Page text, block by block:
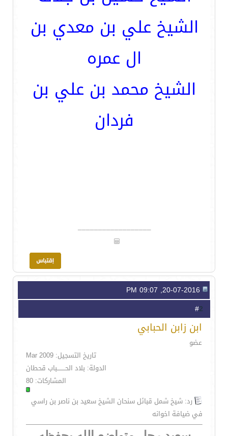
الشيخ علي بن معدي بن
ال عمره
الشيخ محمد بن علي بن
فردان
__________________
2
ابن زابن الحبابي
عضو
تاريخ التسجيل: Mar 2009
الدولة: بلاد الحــــــــباب قحطان
المشاركات: 80
رد: شيخ شمل قبائل سنحان الشيخ سعيد بن ناصر بن راسي
في ضيافة اخوانه